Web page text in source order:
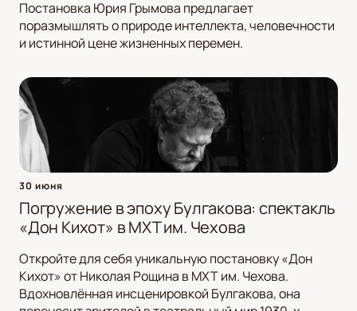
Постановка Юрия Грымова предлагает
поразмышлять о природе интеллекта, человечности
и истинной цене жизненных перемен.
30 июня
Погружение в эпоху Булгакова: спектакль
«Дон Кихот» в МХТ им. Чехова
Откройте для себя уникальную постановку «Дон
Кихот» от Николая Рощина в МХТ им. Чехова.
Вдохновлённая инсценировкой Булгакова, она